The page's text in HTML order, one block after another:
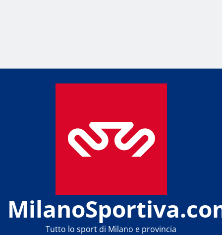
Tutto lo sport di Milano e provincia